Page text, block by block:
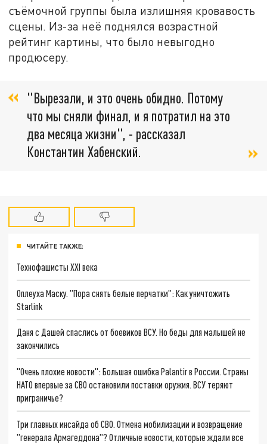
съёмочной группы была излишняя кровавость
сцены. Из-за неё поднялся возрастной
рейтинг картины, что было невыгодно
продюсеру.
"Вырезали, и это очень обидно. Потому
что мы сняли финал, и я потратил на это
два месяца жизни", - рассказал
Константин Хабенский.
ЧИТАЙТЕ ТАКЖЕ:
Технофашисты XXI века
Оплеуха Маску. "Пора снять белые перчатки": Как уничтожить
Starlink
Даня с Дашей спаслись от боевиков ВСУ. Но беды для малышей не
закончились
"Очень плохие новости": Большая ошибка Palantir в России. Страны
НАТО впервые за СВО остановили поставки оружия. ВСУ теряют
приграничье?
Три главных инсайда об СВО. Отмена мобилизации и возвращение
"генерала Армагеддона"? Отличные новости, которые ждали все